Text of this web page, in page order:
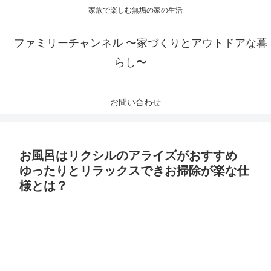
家族で楽しむ無垢の家の生活
ファミリーチャンネル 〜家づくりとアウトドアな暮
らし〜
お問い合わせ
お風呂はリクシルのアライズがおすすめ
ゆったりとリラックスできお掃除が楽な仕
様とは？